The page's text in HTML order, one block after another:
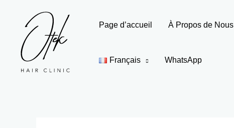
contenu
Page d’accueil À Propos de Nous
Français WhatsApp